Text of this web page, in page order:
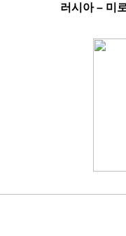
러시아– 미